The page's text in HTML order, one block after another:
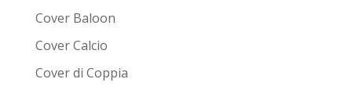
Cover Baloon
Cover Calcio
Cover di Coppia